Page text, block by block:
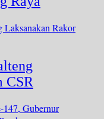
CSR